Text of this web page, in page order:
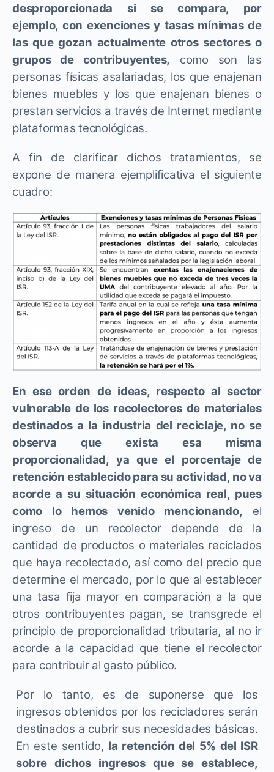
desproporcionada si se compara, por
ejemplo, con exenciones y tasas mínimas de
las que gozan actualmente otros sectores o
grupos de contribuyentes, como son las
personas físicas asalariadas, los que enajenan
bienes muebles y los que enajenan bienes o
prestan servicios a través de Internet mediante
plataformas tecnológicas.
A fin de clarificar dichos tratamientos, se
expone de manera ejemplificativa el siguiente
cuadro:
En ese orden de ideas, respecto al sector
vulnerable de los recolectores de materiales
destinados a la industria del reciclaje, no se
observa que exista esa misma
proporcionalidad, ya que el porcentaje de
retención establecido para su actividad, no va
acorde a su situación económica real, pues
como lo hemos venido mencionando, el
ingreso de un recolector depende de la
cantidad de productos o materiales reciclados
que haya recolectado, así como del precio que
determine el mercado, por lo que al establecer
una tasa fija mayor en comparación a la que
otros contribuyentes pagan, se transgrede el
principio de proporcionalidad tributaria, al no ir
acorde a la capacidad que tiene el recolector
para contribuir al gasto público.
Por lo tanto, es de suponerse que los
ingresos obtenidos por los recicladores serán
destinados a cubrir sus necesidades básicas.
En este sentido, la retención del 5% del ISR
sobre dichos ingresos que se establece,